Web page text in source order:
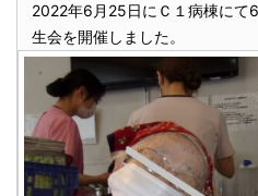
2022年6月25日にＣ１病棟にて
生会を開催しました。